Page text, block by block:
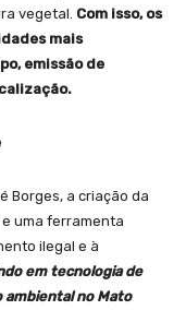
vegetal. Com isso, os
mais
emissão de
Borges, a criação da
uma ferramenta
ilegal e à
em tecnologia de
no Mato